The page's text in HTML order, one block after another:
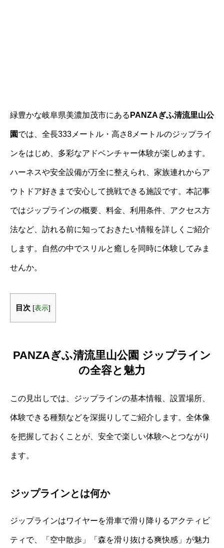
緑豊かな岐阜県美濃加茂市にある PANZAぎふ清流里山公
園では、全長333メートル・高さ8メートルのジップライ
ンをはじめ、多彩なアドベンチャー体験が楽しめます。
ハーネスや安全設備が万全に整えられ、家族連れからア
ウトドア好きまで安心して挑戦できる施設です。本記事
ではジップラインの概要、料金、利用条件、アクセス方
法など、訪れる前に知っておきたい情報を詳しくご紹介
します。自然の中でスリルと癒しを同時に体験してみま
せんか。
目次 [表示]
PANZAぎふ清流里山公園 ジップライン
の全容と魅力
この見出しでは、ジップラインの基本情報、設置場所、
体験できる種類などを深掘りしてご紹介します。全体像
を把握しておくことが、安全で楽しい体験へとつながり
ます。
ジップラインとは何か
ジップラインはワイヤーを滑車で滑り降りるアクティビ
ティで、「空中散歩」「森を滑り抜ける爽快感」が魅力